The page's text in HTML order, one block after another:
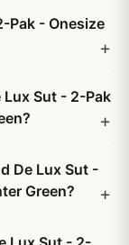
Pak - Onesize
Sut - 2-Pak
De Lux Sut -
Green?